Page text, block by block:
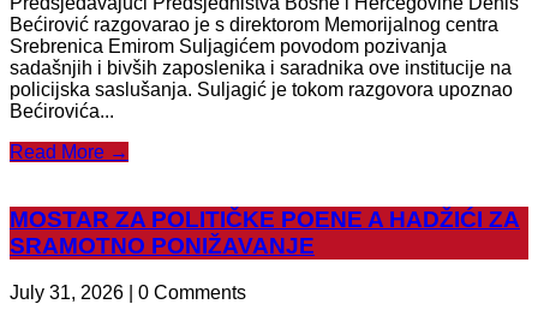
Bećirović razgovarao je s direktorom Memorijalnog centra
Srebrenica Emirom Suljagićem povodom pozivanja
sadašnjih i bivših zaposlenika i saradnika ove institucije na
policijska saslušanja. Suljagić je tokom razgovora upoznao
Bećirovića...
Read More →
MOSTAR ZA POLITIČKE POENE A HADŽIĆI ZA
SRAMOTNO PONIŽAVANJE
July 31, 2026 | 0 Comments